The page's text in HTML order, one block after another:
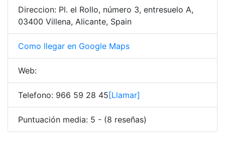
Direccion: Pl. el Rollo, número 3, entresuelo A,
03400 Villena, Alicante, Spain
Como llegar en Google Maps
Web:
Telefono: 966 59 28 45 [Llamar]
Puntuación media: 5 - (8 reseñas)